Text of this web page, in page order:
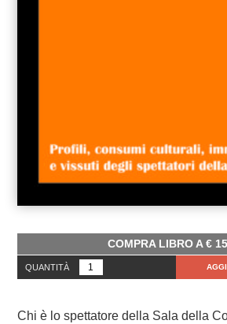
COMPRA LIBRO A€
QUANTITÀ
Chi è lo spettatore della Sala della